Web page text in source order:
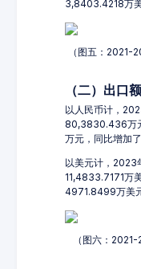
3,8403.4218万
（图五：2021-
（二）出口
以人民币计，
80,3830.436万
万元，同比增加了
以美元计，2023
11,4833.7171万
4971.8499万美
（图六：